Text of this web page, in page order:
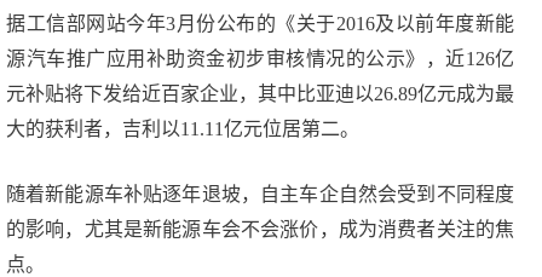
据工信部网站今年3月份公布的《关于2016及以前年度新能
源汽车推广应用补助资金初步审核情况的公示》，近126亿
元补贴将下发给近百家企业，其中比亚迪以26.89亿元成为最
大的获利者，吉利以11.11亿元位居第二。
随着新能源车补贴逐年退坡，自主车企自然会受到不同程度
的影响，尤其是新能源车会不会涨价，成为消费者关注的焦
点。